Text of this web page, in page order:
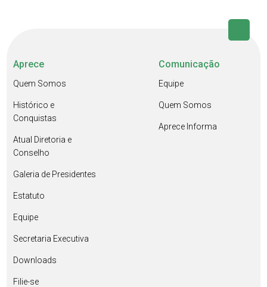
Aprece
Quem Somos
Histórico e
Conquistas
Atual Diretoria e
Conselho
Galeria de Presidentes
Estatuto
Equipe
Secretaria Executiva
Downloads
Filie-se
Comunicação
Equipe
Quem Somos
Aprece Informa